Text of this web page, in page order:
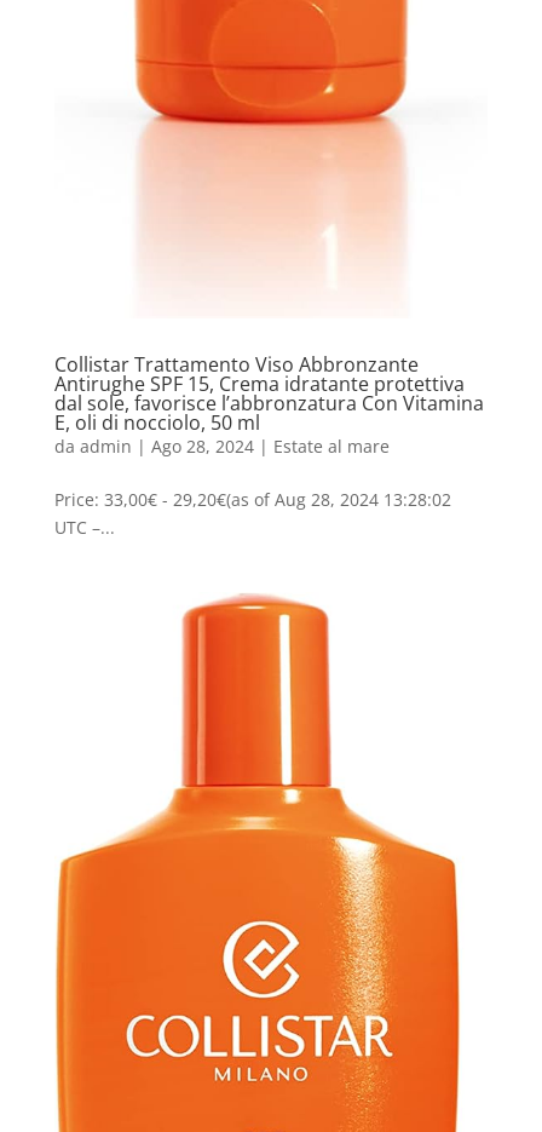
Collistar Trattamento Viso Abbronzante
Antirughe SPF 15, Crema idratante protettiva
dal sole, favorisce l’abbronzatura Con Vitamina
E, oli di nocciolo, 50 ml
da admin | Ago 28, 2024| Estate al mare
Price: 33,00€ - 29,20€(as of Aug 28, 2024 13:28:02
UTC –...